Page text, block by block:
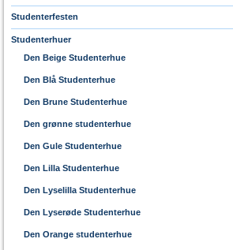
Studenterfesten
Studenterhuer
Den Beige Studenterhue
Den Blå Studenterhue
Den Brune Studenterhue
Den grønne studenterhue
Den Gule Studenterhue
Den Lilla Studenterhue
Den Lyselilla Studenterhue
Den Lyserøde Studenterhue
Den Orange studenterhue